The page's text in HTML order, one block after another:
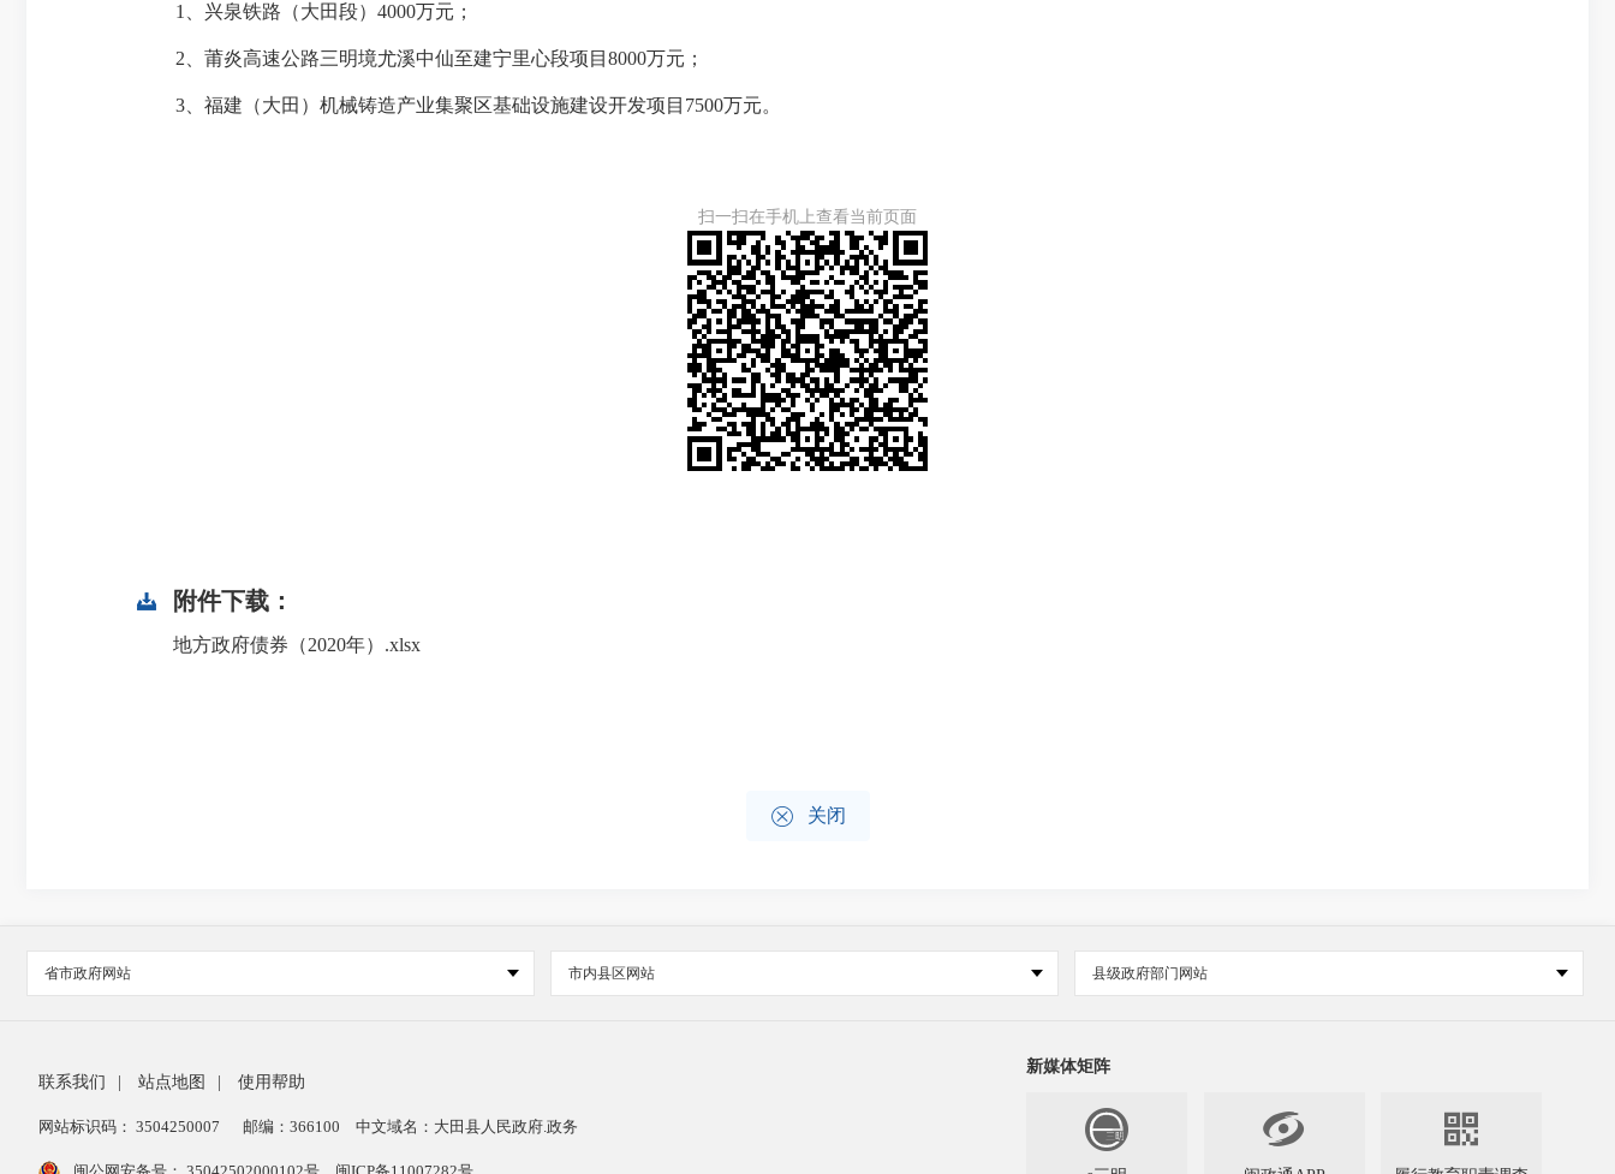
1、兴泉铁路（大田段）4000万元；
2、莆炎高速公路三明境尤溪中仙至建宁里心段项目8000万元；
3、福建（大田）机械铸造产业集聚区基础设施建设开发项目7500万元。
扫一扫在手机上查看当前页面
附件下载：
地方政府债券（2020年）.xlsx
 关闭
省市政府网站 市内县区网站 县级政府部门网站
联系我们 站点地图 使用帮助
网站标识码： 3504250007 邮编：366100 中文域名：大田县人民政府.政务
新媒体矩阵
 